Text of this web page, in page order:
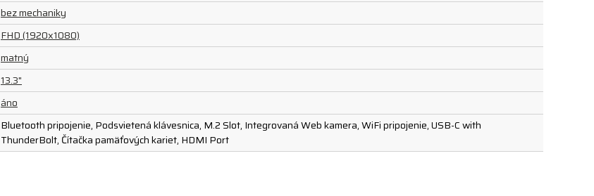
bez mechaniky
FHD (1920x1080)
matný
13.3"
áno
Bluetooth pripojenie, Podsvietená klávesnica, M.2 Slot, Integrovaná Web kamera, WiFi pripojenie, USB-C with
ThunderBolt, Čítačka pamäťových kariet, HDMI Port